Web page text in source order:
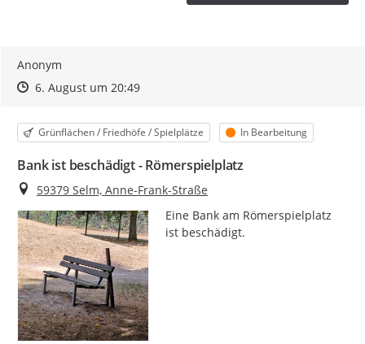
Anonym
Zeitpunkt des Erstellens
Zeitpunkt des Erstellens
6. August um 20:49Zur Äußerung
Kategorie
Grünflächen / Friedhöfe / Spielplätze Status
In Bearbeitung
Bank ist beschädigt - Römerspielplatz
Ort
59379 Selm, Anne-Frank-Straße
Eine Bank am Römerspielplatz
ist beschädigt.